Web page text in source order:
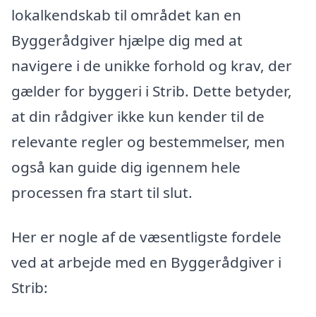
lokalkendskab til området kan en
Byggerådgiver hjælpe dig med at
navigere i de unikke forhold og krav, der
gælder for byggeri i Strib. Dette betyder,
at din rådgiver ikke kun kender til de
relevante regler og bestemmelser, men
også kan guide dig igennem hele
processen fra start til slut.
Her er nogle af de væsentligste fordele
ved at arbejde med en Byggerådgiver i
Strib: